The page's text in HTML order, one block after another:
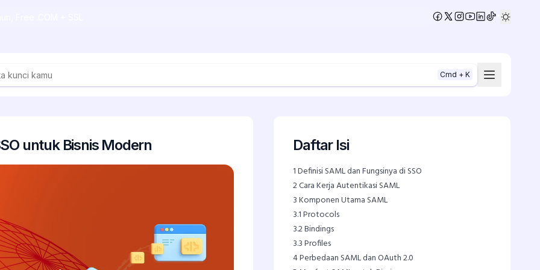
Cmd + K
untuk Bisnis Modern Daftar Isi
1Definisi SAML dan Fungsinya di SSO
2Cara Kerja Autentikasi SAML
3Komponen Utama SAML
3.1Protocols
3.2Bindings
3.3Profiles
4Perbedaan SAML dan OAuth 2.0